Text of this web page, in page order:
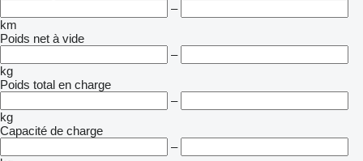
–
km
Poids net à vide
–
kg
Poids total en charge
–
kg
Capacité de charge
–